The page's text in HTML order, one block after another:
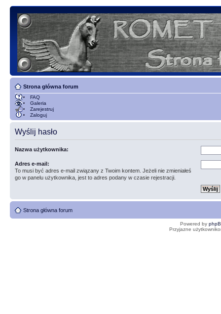
Strona główna forum
FAQ
Galeria
Zarejestruj
Zaloguj
Wyślij hasło
Nazwa użytkownika:
Adres e-mail:
To musi być adres e-mail związany z Twoim kontem. Jeżeli nie zmieniałeś
go w panelu użytkownika, jest to adres podany w czasie rejestracji.
Strona główna forum
Powered by
Przyjazne